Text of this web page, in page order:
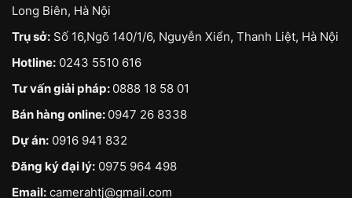
Long Biên, Hà Nội
Trụ sở: Số 16,Ngõ 140/1/6, Nguyễn Xiển, Thanh Liệt, Hà Nội
Hotline: 0243 5510 616
Tư vấn giải pháp: 0888 18 58 01
Bán hàng online: 0947 26 8338
Dự án: 0916 941 832
Đăng ký đại lý: 0975 964 498
Email: camerahtj@gmail.com